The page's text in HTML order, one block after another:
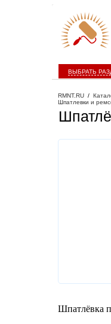
ВЫБРАТЬ
RMNT.RU /
Шпатлевки и
Шпатлёвка